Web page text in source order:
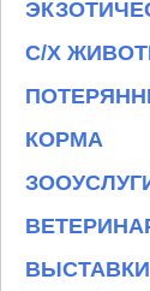
С/Х
КОРМА